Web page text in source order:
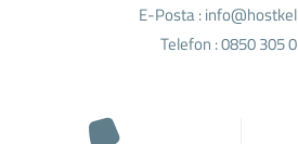
E-Posta :
Telefon : 0850 305